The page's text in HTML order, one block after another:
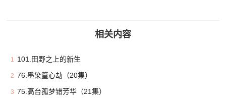
相关内容
1 101.田野之上的新生
2 76.墨染篁心劫（20集）
3 75.高台孤梦错芳华（21集）